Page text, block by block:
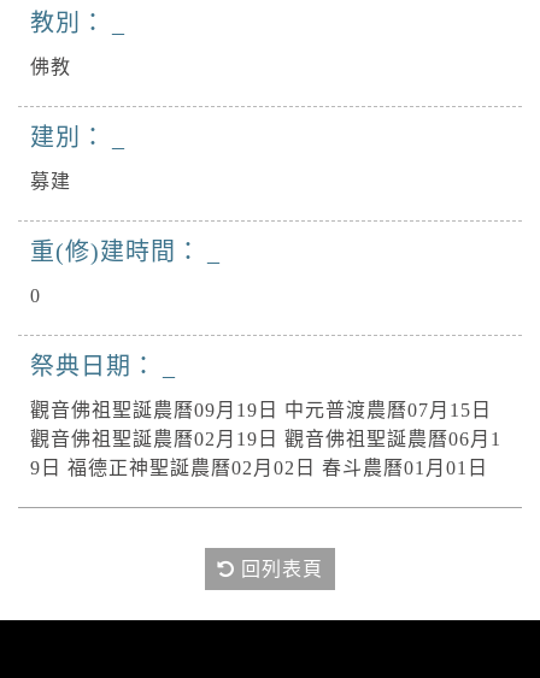
教別：
佛教
建別：
募建
重(修)建時間：
0
祭典日期：
觀音佛祖聖誕農曆09月19日 中元普渡農曆07月15日
觀音佛祖聖誕農曆02月19日 觀音佛祖聖誕農曆06月1
9日 福德正神聖誕農曆02月02日 春斗農曆01月01日
回列表頁